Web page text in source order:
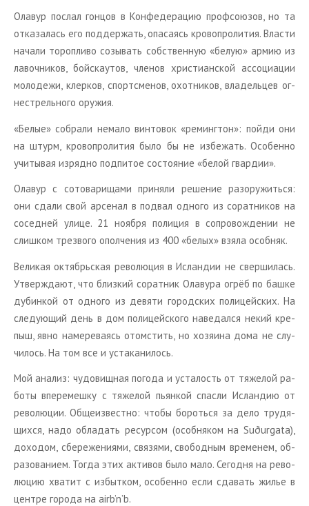
Ола­вур по­слал гон­цов в Кон­фе­де­ра­цию проф­со­ю­зов, но та
от­ка­за­лась его под­дер­жать, опа­са­ясь кро­во­про­ли­тия. Вла­сти
на­ча­ли то­роп­ли­во со­зы­вать соб­ствен­ную «белую» армию из
ла­воч­ни­ков, бой­ска­у­тов, чле­нов хри­сти­ан­ской ас­со­ци­а­ции
мо­ло­де­жи, клер­ков, спортс­ме­нов, охот­ни­ков, вла­дель­цев ог­
не­стрель­но­го ору­жия.
«Белые» со­бра­ли нема­ло вин­то­вок «ре­минг­тон»: пойди они
на штурм, кро­во­про­ли­тия было бы не из­бе­жать. Осо­бен­но
учи­ты­вая из­ряд­но под­пи­тое со­сто­я­ние «белой гвар­дии».
Ола­вур с со­то­ва­ри­ща­ми при­ня­ли ре­ше­ние разору­жить­ся:
они сдали свой ар­се­нал в под­вал од­но­го из со­рат­ни­ков на
со­сед­ней улице. 21 но­яб­ря по­ли­ция в со­про­вож­де­нии не
слиш­ком трез­во­го опол­че­ния из 400 «белых» взяла особ­няк.
Ве­ли­кая ок­тябрь­ская ре­во­лю­ция в Ис­лан­дии не свер­ши­лась.
Утвер­жда­ют, что близ­кий со­рат­ник Ола­ву­ра огрёб по башке
ду­бин­кой от од­но­го из де­вя­ти го­род­ских по­ли­цей­ских. На
сле­ду­ю­щий день в дом по­ли­цей­ско­го на­ве­дал­ся некий кре­
пыш, явно на­ме­ре­ва­ясь ото­мстить, но хо­зя­и­на дома не слу­
чи­лось. На том все и уста­ка­ни­лось.
Мой ана­лиз: чу­до­вищ­ная по­го­да и уста­лость от тя­же­лой ра­
бо­ты впе­ре­меш­ку с тя­же­лой пьян­кой спас­ли Ис­лан­дию от
ре­во­лю­ции. Об­ще­из­вест­но: чтобы бо­роть­ся за дело тру­дя­
щих­ся, надо об­ла­дать ре­сур­сом (особ­ня­ком на Suðurgata),
до­хо­дом, сбе­ре­же­ни­я­ми, свя­зя­ми, сво­бод­ным вре­ме­нем, об­
ра­зо­ва­ни­ем. Тогда этих ак­ти­вов было мало. Се­год­ня на ре­во­
лю­цию хва­тит с из­быт­ком, осо­бен­но если сда­вать жилье в
цен­тре го­ро­да на airb’n’b.